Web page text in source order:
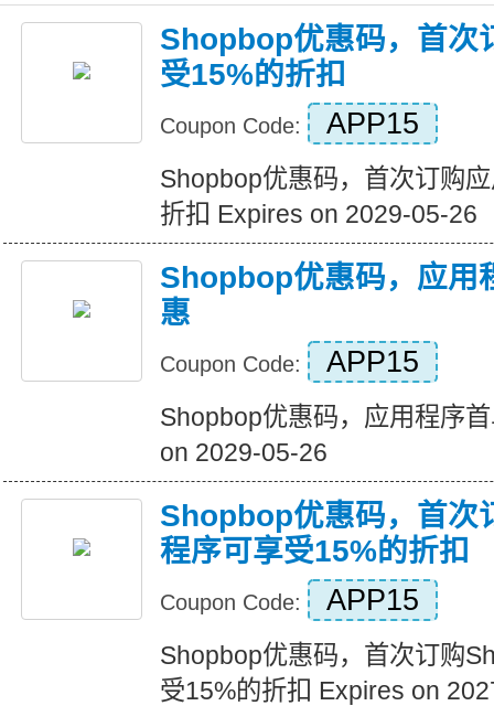
Shopbop优惠码，首次
受15%的折扣
Coupon Code: APP15
Shopbop优惠码，首次订购
折扣 Expires on 2029-05-26
Shopbop优惠码，应用
惠
Coupon Code: APP15
Shopbop优惠码，应用程序
on 2029-05-26
Shopbop优惠码，首次
程序可享受15%的折扣
Coupon Code: APP15
Shopbop优惠码，首次订购
受15%的折扣 Expires on